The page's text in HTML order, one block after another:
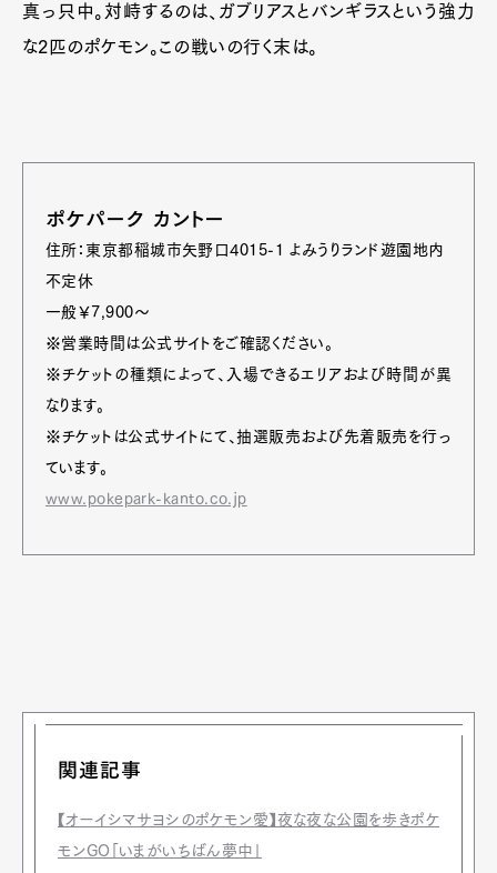
真っ只中。対峙するのは、ガブリアスとバンギラスという強力
な2匹のポケモン。この戦いの行く末は。
ポケパーク カントー
住所：東京都稲城市矢野口4015-1 よみうりランド遊園地内
不定休
一般￥7,900〜
※営業時間は公式サイトをご確認ください。
※チケットの種類によって、入場できるエリアおよび時間が異
なります。
※チケットは公式サイトにて、抽選販売および先着販売を行っ
ています。
www.pokepark-kanto.co.jp
関連記事
【オーイシマサヨシのポケモン愛】夜な夜な公園を歩きポケ
モンGO「いまがいちばん夢中」